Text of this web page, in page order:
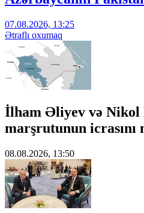
07.08.2026, 13:25
Ətraflı oxumaq
İlham Əliyev və Nikol
marşrutunun
08.08.2026, 13:50